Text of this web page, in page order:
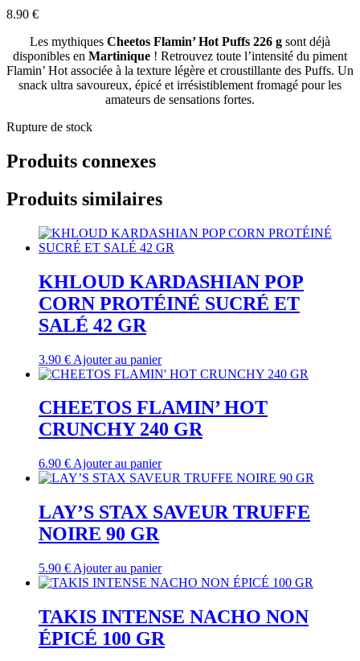
8.90 €
Les mythiques Cheetos Flamin’ Hot Puffs 226 g sont déjà
disponibles en Martinique ! Retrouvez toute l’intensité du piment
Flamin’ Hot associée à la texture légère et croustillante des Puffs. Un
snack ultra savoureux, épicé et irrésistiblement fromagé pour les
amateurs de sensations fortes.
Rupture de stock
Produits connexes
Produits similaires
KHLOUD KARDASHIAN POP
CORN PROTÉINÉ SUCRÉ ET
SALÉ 42 GR
3.90 € Ajouter au panier
CHEETOS FLAMIN’ HOT
CRUNCHY 240 GR
6.90 € Ajouter au panier
LAY’S STAX SAVEUR TRUFFE
NOIRE 90 GR
5.90 € Ajouter au panier
TAKIS INTENSE NACHO NON
ÉPICÉ 100 GR